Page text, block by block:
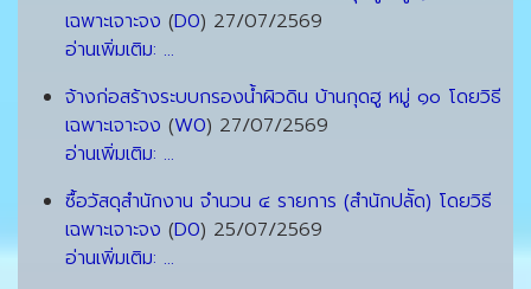
เฉพาะเจาะจง (D0) 27/07/2569
อ่านเพิ่มเติม: ...
จ้างก่อสร้างระบบกรองน้ำผิวดิน บ้านกุดฮู หมู่ ๑๐ โดยวิธี
เฉพาะเจาะจง (W0) 27/07/2569
อ่านเพิ่มเติม: ...
ซื้อวัสดุสำนักงาน จำนวน ๔ รายการ (สำนักปลััด) โดยวิธี
เฉพาะเจาะจง (D0) 25/07/2569
อ่านเพิ่มเติม: ...